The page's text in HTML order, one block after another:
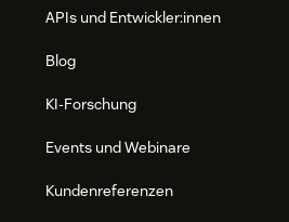
APIs und Entwickler:innen
Blog
KI-Forschung
Events und Webinare
Kundenreferenzen